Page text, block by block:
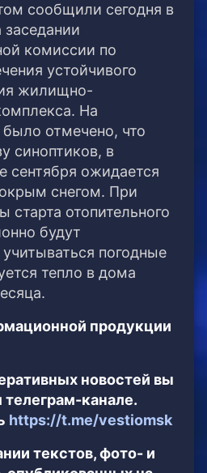
сообщили сегодня в
комиссии по
устойчивого
жилищно-
На
отмечено, что
синоптиков, в
сентября ожидается
снегом. При
старта отопительного
будут
погодные
тепло в дома
продукции
новостей вы
канале.
https://t.me/vestiomsk
текстов, фото- и